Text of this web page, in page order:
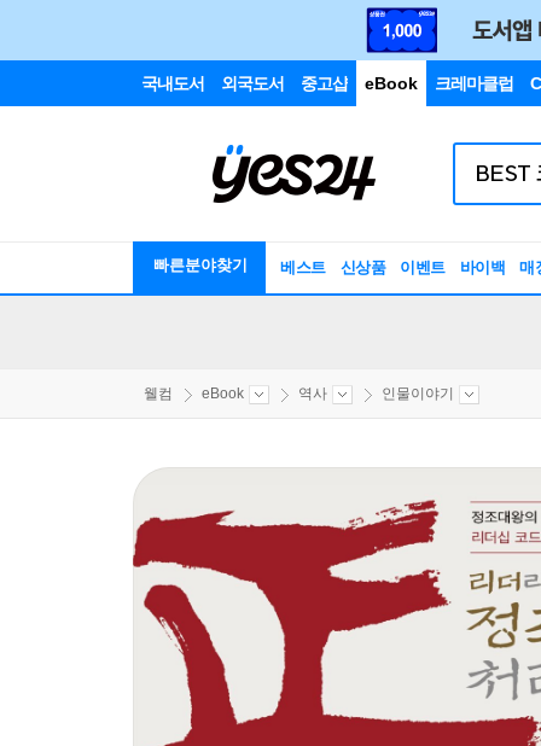
국내도서 외국도서 중고샵 eBook 크레마클럽
빠른분야찾기 베스트 신상품 이벤트 바이백 매
웰컴 eBook 역사 인물이야기